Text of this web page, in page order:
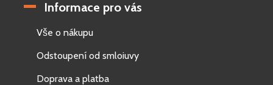
Informace pro vás
Vše o nákupu
Odstoupení od smloiuvy
Doprava a platba